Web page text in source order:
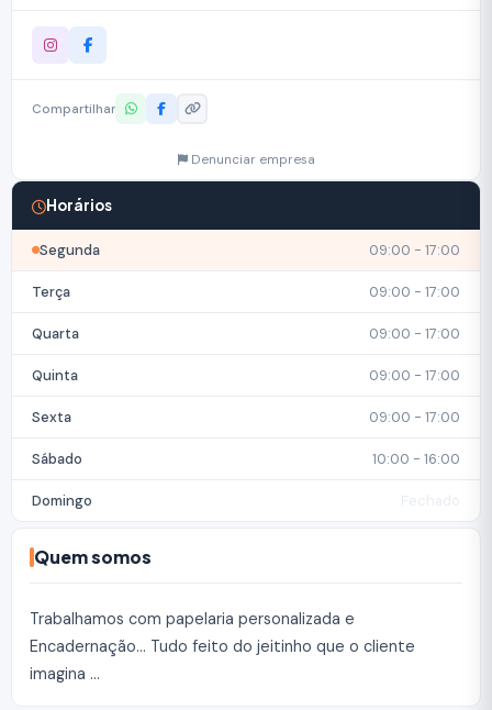
Quem somos
Trabalhamos com papelaria personalizada e
Encadernação... Tudo feito do jeitinho que o cliente
imagina ...
Compartilhar
Denunciar empresa
Horários
Segunda 09:00 - 17:00
Terça 09:00 - 17:00
Quarta 09:00 - 17:00
Quinta 09:00 - 17:00
Sexta 09:00 - 17:00
Sábado 10:00 - 16:00
Domingo